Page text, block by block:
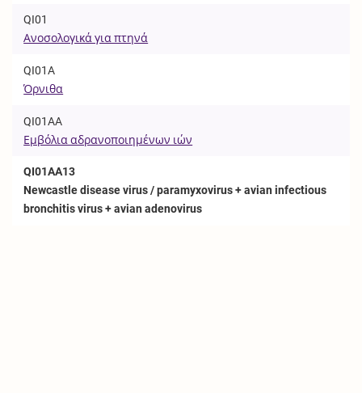
QI01
Ανοσολογικά για πτηνά
QI01A
Όρνιθα
QI01AA
Εμβόλια αδρανοποιημένων ιών
QI01AA13
Newcastle disease virus / paramyxovirus + avian infectious
bronchitis virus + avian adenovirus